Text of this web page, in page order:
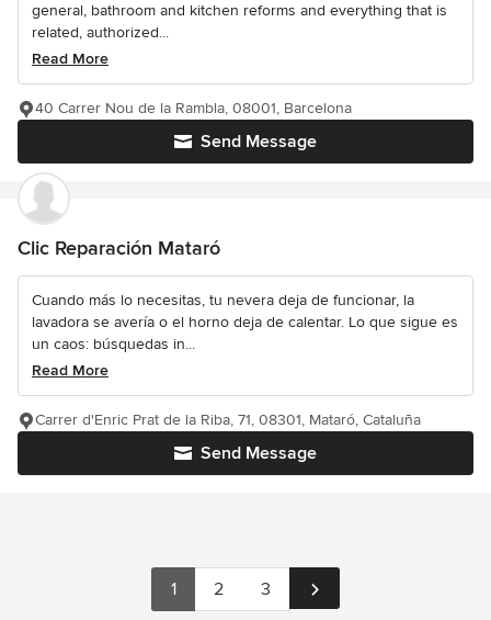
general, bathroom and kitchen reforms and everything that is
related, authorized...
Read More
Send Message
40 Carrer Nou de la Rambla, 08001, Barcelona
Clic Reparación Mataró
Cuando más lo necesitas, tu nevera deja de funcionar, la
lavadora se avería o el horno deja de calentar. Lo que sigue es
un caos: búsquedas in...
Read More
Send Message
Carrer d'Enric Prat de la Riba, 71, 08301, Mataró, Cataluña
1 2 3